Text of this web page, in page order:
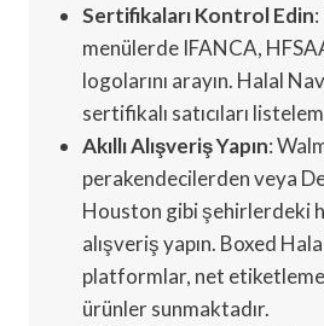
Sertifikaları Kontrol Edin
menülerde IFANCA,
logolarını arayın. Halal
sertifikalı satıcıları
Akıllı Alışveriş Yapın:
perakendecilerden veya
Houston gibi şehirlerdeki
alışveriş yapın. Boxed
platformlar, net
ürünler sunmaktadır.